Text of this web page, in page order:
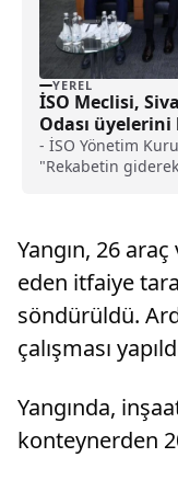
YEREL
İSO Meclisi,
Odası
- İSO Yönetim
"Rekabetin
açılması çok
koşullarında
zorundayız. Her
haksızlık,
Şehirlerin
birliği önemli bir
Yangın, 26
eden itfaiye
söndürüldü.
çalışması
Yangında,
konteynerden